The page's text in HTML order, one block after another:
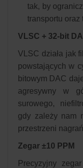
tak, by
transportu oraz
VLSC + 32-bit
VLSC działa jak
powstających w
bitowym DAC
agresywny w
surowego,
gdy zależy nam
przestrzeni
Zegar ±10 PPM
Precyzyjny